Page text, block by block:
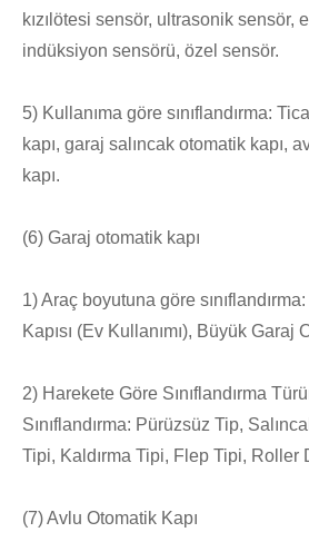
kızılötesi sensör, ultrasonik sensör,
indüksiyon sensörü, özel sensör.
5) Kullanıma göre sınıflandırma:
kapı, garaj salıncak otomatik kapı,
kapı.
(6) Garaj otomatik kapı
1) Araç boyutuna göre
Kapısı (Ev Kullanımı), Büyük Garaj
2) Harekete Göre Sınıflandırma
Sınıflandırma: Pürüzsüz Tip,
Tipi, Kaldırma Tipi, Flep Tipi, Roller
(7) Avlu Otomatik Kapı